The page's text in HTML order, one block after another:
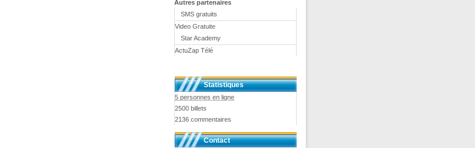
Autres partenaires
SMS gratuits
Video Gratuite
Star Academy
ActuZap Télé
Statistiques
5 personnes en ligne
2500 billets
2136 commentaires
Contact